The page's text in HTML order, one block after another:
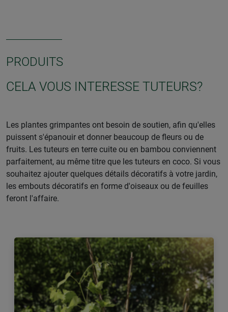
PRODUITS
CELA VOUS INTERESSE TUTEURS?
Les plantes grimpantes ont besoin de soutien, afin qu'elles
puissent s'épanouir et donner beaucoup de fleurs ou de
fruits. Les tuteurs en terre cuite ou en bambou conviennent
parfaitement, au même titre que les tuteurs en coco. Si vous
souhaitez ajouter quelques détails décoratifs à votre jardin,
les embouts décoratifs en forme d'oiseaux ou de feuilles
feront l'affaire.